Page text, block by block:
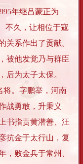
年继吕蒙正为
不久，让相位于寇
关系作出了贡献。
被他发觉乃与群臣
后为太子太保。
。字鹏举，河南
战勇敢，升秉义
书指责黄潜善、汪
抗金于太行山，复
，败金兵于常州、